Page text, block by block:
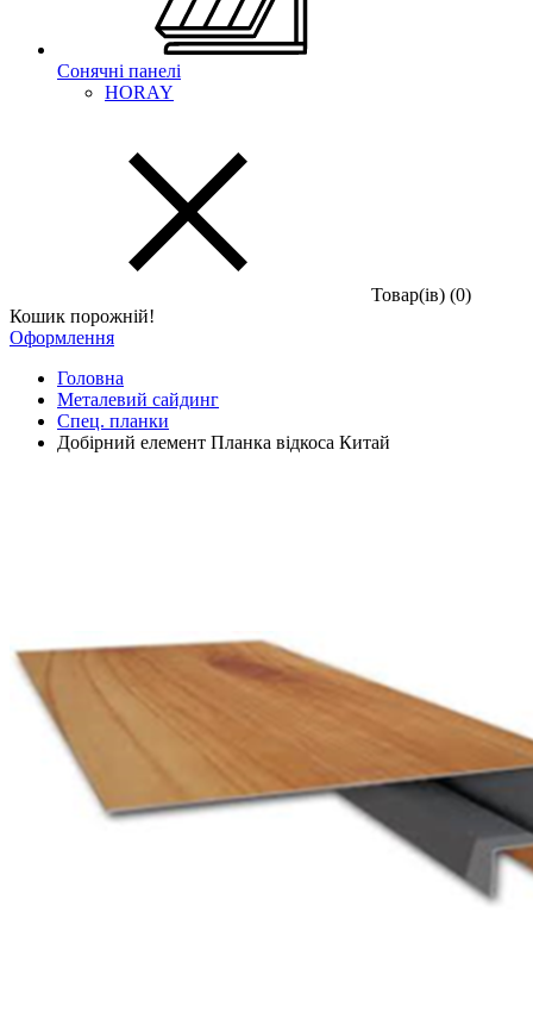
Сонячні панелі
HORAY
Товар(iв) (0)
Кошик порожній!
Оформлення
Головна
Металевий сайдинг
Спец. планки
Добірний елемент Планка відкоса Китай